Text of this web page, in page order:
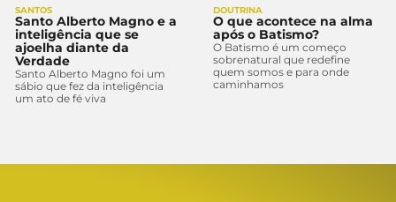
SANTOS
Santo Alberto Magno e a
inteligência que se
ajoelha diante da
Verdade
Santo Alberto Magno foi um
sábio que fez da inteligência
um ato de fé viva
DOUTRINA
O que acontece na alma
após o Batismo?
O Batismo é um começo
sobrenatural que redefine
quem somos e para onde
caminhamos